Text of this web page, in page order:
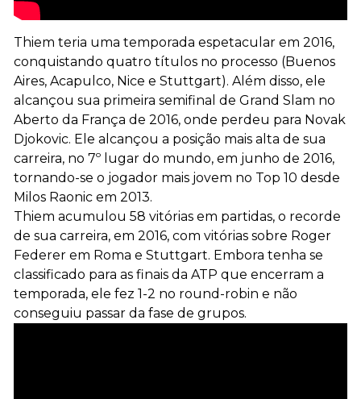
Thiem teria uma temporada espetacular em 2016,
conquistando quatro títulos no processo (Buenos
Aires, Acapulco, Nice e Stuttgart). Além disso, ele
alcançou sua primeira semifinal de Grand Slam no
Aberto da França de 2016, onde perdeu para Novak
Djokovic. Ele alcançou a posição mais alta de sua
carreira, no 7º lugar do mundo, em junho de 2016,
tornando-se o jogador mais jovem no Top 10 desde
Milos Raonic em 2013.
Thiem acumulou 58 vitórias em partidas, o recorde
de sua carreira, em 2016, com vitórias sobre Roger
Federer em Roma e Stuttgart. Embora tenha se
classificado para as finais da ATP que encerram a
temporada, ele fez 1-2 no round-robin e não
conseguiu passar da fase de grupos.